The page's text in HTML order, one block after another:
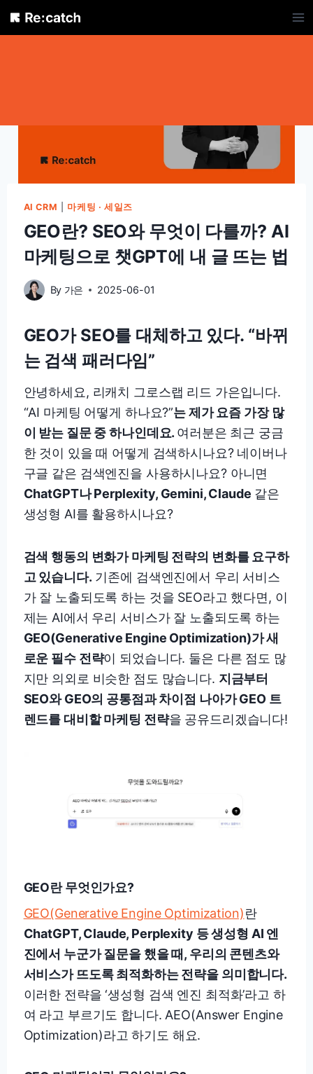
Skip
AI CRM 마케팅 · 세일즈
GEO란? SEO와 무엇이 다를까? AI
마케팅으로 챗GPT에 내 글 뜨는 법
By 가은 2025-06-01
GEO가 SEO를 대체하고 있다. “바뀌
는 검색 패러다임”
안녕하세요, 리캐치 그로스랩 리드 가은입니다.
“AI 마케팅 어떻게 하나요?”는 제가 요즘 가장 많
이 받는 질문 중 하나인데요. 여러분은 최근 궁금
한 것이 있을 때 어떻게 검색하시나요? 네이버나
구글 같은 검색엔진을 사용하시나요? 아니면
ChatGPT나 Perplexity, Gemini, Claude 같은
생성형 AI를 활용하시나요?
검색 행동의 변화가 마케팅 전략의 변화를 요구하
고 있습니다. 기존에 검색엔진에서 우리 서비스
가 잘 노출되도록 하는 것을 SEO라고 했다면, 이
제는 AI에서 우리 서비스가 잘 노출되도록 하는
GEO(Generative Engine Optimization)가 새
로운 필수 전략이 되었습니다. 둘은 다른 점도 많
지만 의외로 비슷한 점도 많습니다. 지금부터
SEO와 GEO의 공통점과 차이점 나아가 GEO 트
렌드를 대비할 마케팅 전략을 공유드리겠습니다!
GEO란 무엇인가요?
GEO(Generative Engine Optimization)란
ChatGPT, Claude, Perplexity 등 생성형 AI 엔
진에서 누군가 질문을 했을 때, 우리의 콘텐츠와
서비스가 뜨도록 최적화하는 전략을 의미합니다.
이러한 전략을 ‘생성형 검색 엔진 최적화’라고 하
여 라고 부르기도 합니다. AEO(Answer Engine
Optimization)라고 하기도 해요.